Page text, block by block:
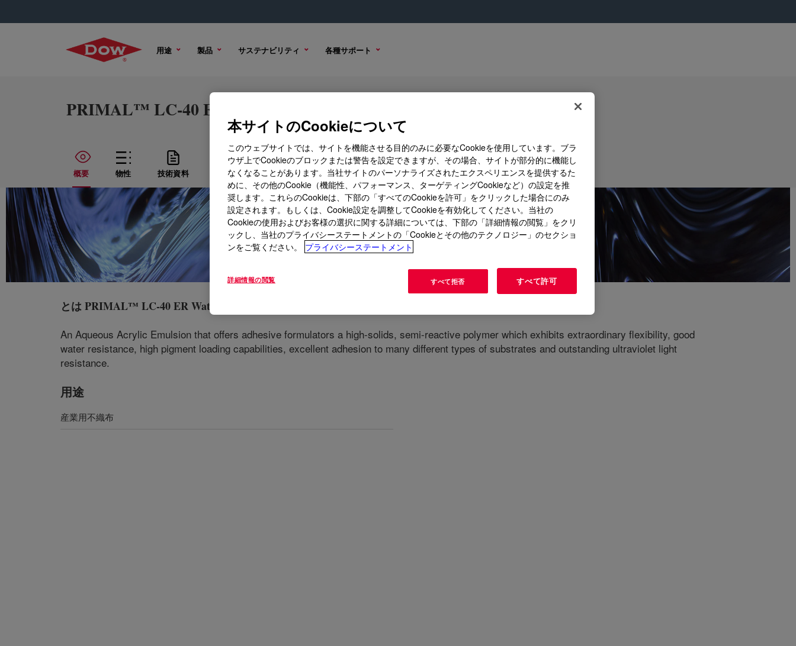
用途 製品 サステナビリティ 各種サポート
PRIMAL™ LC-40 ER Water-Borne Binder
概要 物性 技術資料 サンプル オプション 購入オプション
とはPRIMAL™ LC-40 ER Water-Borne Binder
An Aqueous Acrylic Emulsion that offers adhesive formulators a high-solids, semi-reactive polymer which exhibits extraordinary flexibility, good
water resistance, high pigment loading capabilities, excellent adhesion to many different types of substrates and outstanding ultraviolet light
resistance.
用途
産業用不織布
本サイトのCookieについて
このウェブサイトでは、サイトを機能させる目的のみに必要なCookieを使用しています。ブラ
ウザ上でCookieのブロックまたは警告を設定できますが、その場合、サイトが部分的に機能し
なくなることがあります。当社サイトのパーソナライズされたエクスペリエンスを提供するた
めに、その他のCookie（機能性、パフォーマンス、ターゲティングCookieなど）の設定を推
奨します。これらのCookieは、下部の「すべてのCookieを許可」をクリックした場合にのみ
設定されます。もしくは、Cookie設定を調整してCookieを有効化してください。当社の
Cookieの使用およびお客様の選択に関する詳細については、下部の「詳細情報の閲覧」をクリ
ックし、当社のプライバシーステートメントの「Cookieとその他のテクノロジー」のセクショ
ンをご覧ください。
プライバシーステートメント
詳細情報の閲覧 すべて拒否 すべて許可